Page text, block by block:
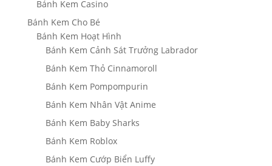
Bánh Kem Casino
Bánh Kem Cho Bé
Bánh Kem Hoạt Hình
Bánh Kem Cảnh Sát Trưởng Labrador
Bánh Kem Thỏ Cinnamoroll
Bánh Kem Pompompurin
Bánh Kem Nhân Vật Anime
Bánh Kem Baby Sharks
Bánh Kem Roblox
Bánh Kem Cướp Biển Luffy